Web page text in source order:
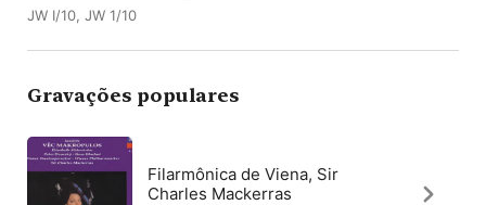
JW I/10, JW 1/10
Gravações populares
Filarmônica de Viena, Sir
Charles Mackerras